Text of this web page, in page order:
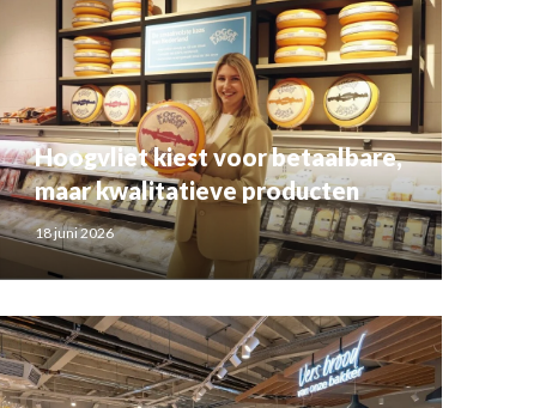
Hoogvliet kiest voor betaalbare,
maar kwalitatieve producten
18 juni 2026